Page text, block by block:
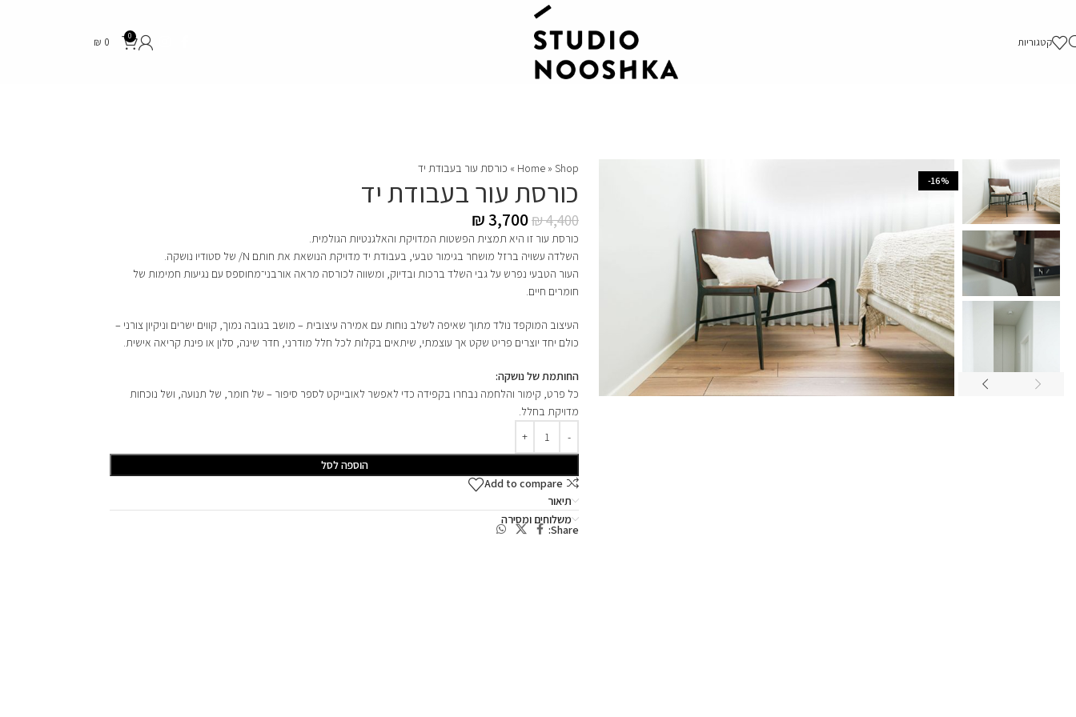
קטגוריות 0
₪ 0
-16%
Home » Shop
» כורסת עור בעבודת יד
כורסת עור בעבודת יד
₪4,400
₪3,700
כורסת עור זו היא תמצית הפשטות המדויקת והאלגנטיות הגולמית.
השלדה עשויה ברזל מושחר בגימור טבעי, בעבודת יד מדויקת הנושאת את חותם N/ של סטודיו נושקה.
העור הטבעי נפרש על גבי השלד ברכות ובדיוק, ומשווה לכורסה מראה אורבני־מחוספס עם נגיעות חמימות של
חומרים חיים.
העיצוב המוקפד נולד מתוך שאיפה לשלב נוחות עם אמירה עיצובית – מושב בגובה נמוך, קווים ישרים וניקיון צורני –
כולם יחד יוצרים פריט שקט אך עוצמתי, שיתאים בקלות לכל חלל מודרני, חדר שינה, סלון או פינת קריאה אישית.
החותמת של נושקה:
כל פרט, קימור והלחמה נבחרו בקפידה כדי לאפשר לאובייקט לספר סיפור – של חומר, של תנועה, ושל נוכחות
מדויקת בחלל.
הוספה לסל
Add to compare
תיאור
משלוחים ומסירה
Share: